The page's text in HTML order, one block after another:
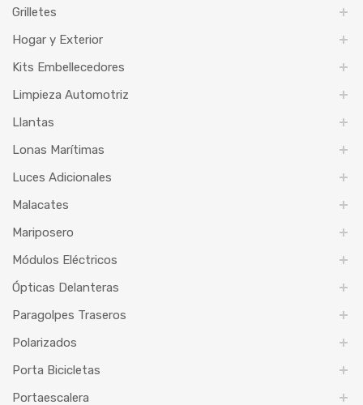
Grilletes
Hogar y Exterior
Kits Embellecedores
Limpieza Automotriz
Llantas
Lonas Marítimas
Luces Adicionales
Malacates
Mariposero
Módulos Eléctricos
Ópticas Delanteras
Paragolpes Traseros
Polarizados
Porta Bicicletas
Portaescalera